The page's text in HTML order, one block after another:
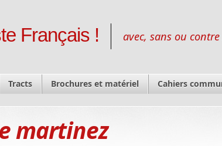
Français ! avec, sans ou
Tracts Brochures et matériel Cahiers
martinez